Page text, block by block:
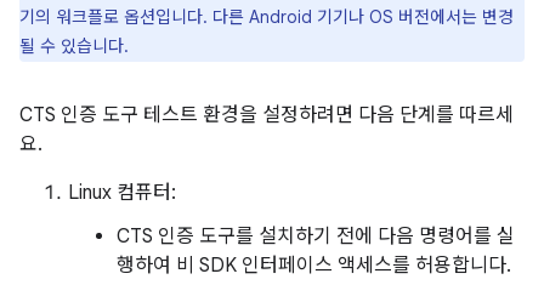
기의 워크플로 옵션입니다. 다른 Android 기기나 OS 버전에서는 변경
될 수 있습니다.
CTS 인증 도구 테스트 환경을 설정하려면 다음 단계를 따르세
요.
Linux 컴퓨터:
CTS 인증 도구를 설치하기 전에 다음 명령어를 실
행하여 비 SDK 인터페이스 액세스를 허용합니다.